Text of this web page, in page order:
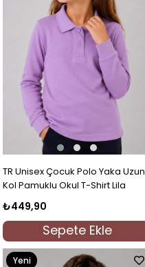
TR Unisex Çocuk Polo Yaka Uzun
Kol Pamuklu Okul T-Shirt Lila
₺449,90
Sepete Ekle
Yeni